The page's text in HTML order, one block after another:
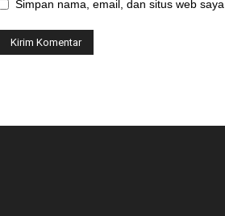
Simpan nama, email, dan situs web